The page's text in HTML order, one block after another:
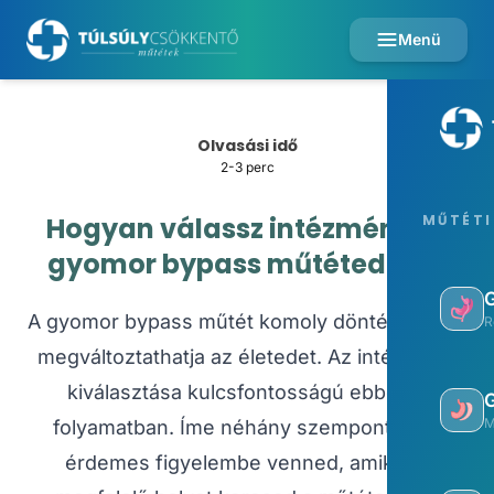
Menü
MŰTÉTI
Olvasási idő
2-3 perc
Hogyan válassz intézményt a
gyomor bypass műtétedhez?
A gyomor bypass műtét komoly döntés, amely
megváltoztathatja az életedet. Az intézmény
kiválasztása kulcsfontosságú ebben a
folyamatban. Íme néhány szempont, amit
érdemes figyelembe venned, amikor a